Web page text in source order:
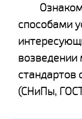
способами
стандартов
(СНиПы,